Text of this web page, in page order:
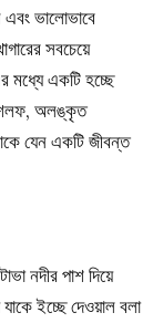
এবং ভালোভাবে
সবচেয়ে
মধ্যে একটি হচ্ছে
অলঙ্কৃত
যেন একটি জীবন্ত
নদীর পাশ দিয়ে
ইচ্ছে দেওয়াল বলা